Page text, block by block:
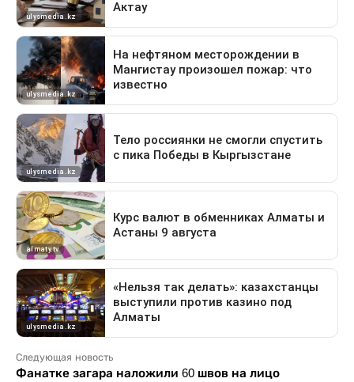
Следующая новость
Фанатке загара наложили 60 швов на лицо